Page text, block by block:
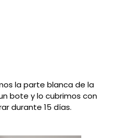
la parte blanca de la
bote y lo cubrimos con
durante 15 días.